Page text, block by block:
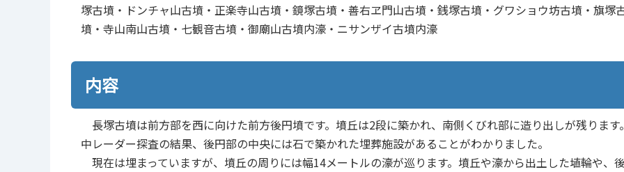
塚古墳・ドンチャ山古墳・正楽寺山古墳・鏡塚古墳・善右ヱ門山古墳・銭塚古墳・グワショウ坊古墳・旗塚
墳・寺山南山古墳・七観音古墳・御廟山古墳内濠・ニサンザイ古墳内濠
内容
長塚古墳は前方部を西に向けた前方後円墳です。墳丘は2段に築かれ、南側くびれ部に造り出しが残ります
中レーダー探査の結果、後円部の中央には石で築かれた埋葬施設があることがわかりました。
現在は埋まっていますが、墳丘の周りには幅14メートルの濠が巡ります。墳丘や濠から出土した埴輪や、